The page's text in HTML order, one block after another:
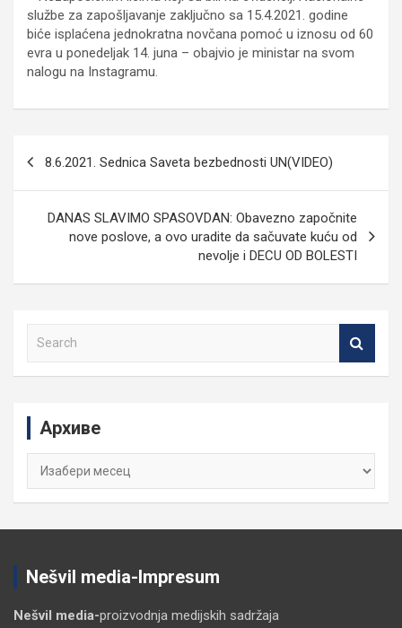
službe za zapošljavanje zaključno sa 15.4.2021. godine
biće isplaćena jednokratna novčana pomoć u iznosu od 60
evra u ponedeljak 14. juna – obajvio je ministar na svom
nalogu na Instagramu.
8.6.2021. Sednica Saveta bezbednosti UN(VIDEO)
DANAS SLAVIMO SPASOVDAN: Obavezno započnite
nove poslove, a ovo uradite da sačuvate kuću od
nevolje i DECU OD BOLESTI
Архиве
Архиве
Nešvil media-Impresum
Nešvil media-proizvodnja medijskih sadržaja